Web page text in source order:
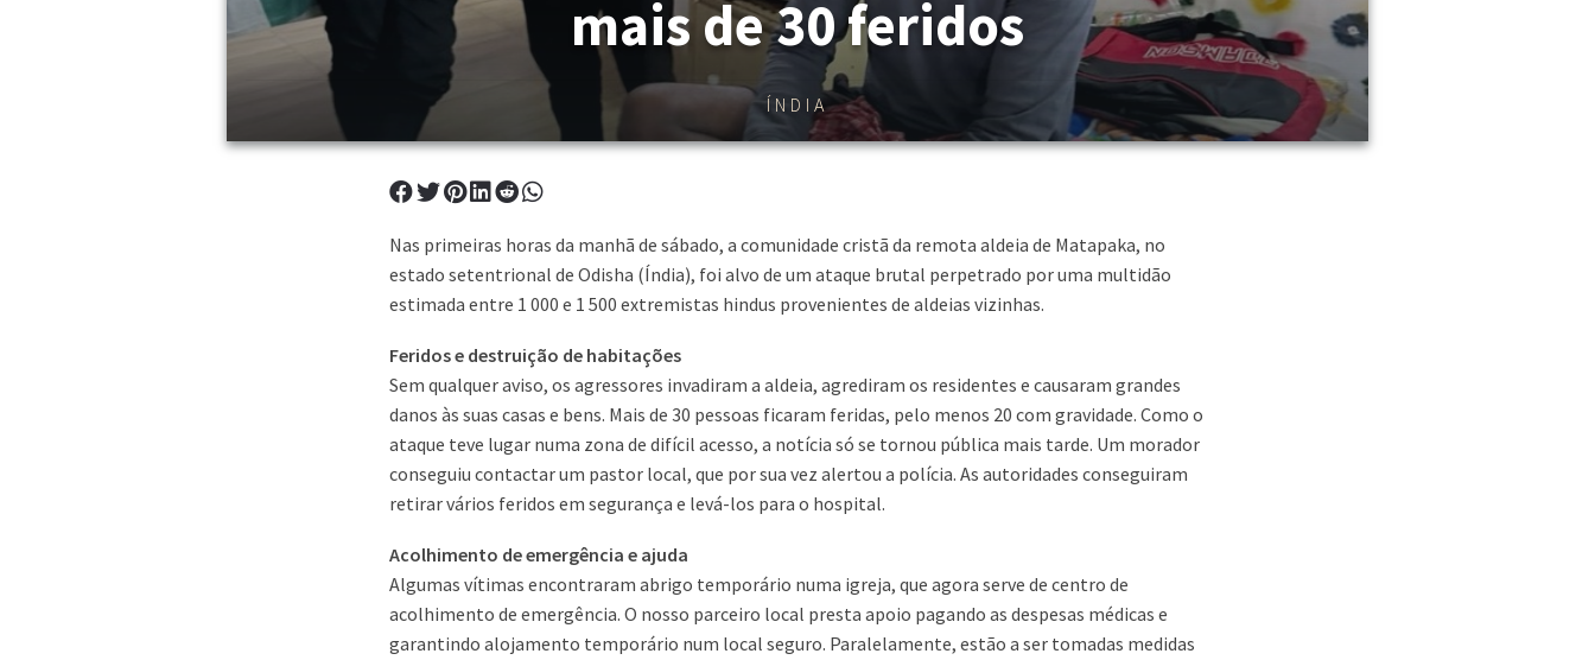
mais de 30 feridos
ÍNDIA
Nas primeiras horas da manhã de sábado, a comunidade cristã da remota aldeia de Matapaka, no
estado setentrional de Odisha (Índia), foi alvo de um ataque brutal perpetrado por uma multidão
estimada entre 1 000 e 1 500 extremistas hindus provenientes de aldeias vizinhas.
Feridos e destruição de habitações
Sem qualquer aviso, os agressores invadiram a aldeia, agrediram os residentes e causaram grandes
danos às suas casas e bens. Mais de 30 pessoas ficaram feridas, pelo menos 20 com gravidade. Como o
ataque teve lugar numa zona de difícil acesso, a notícia só se tornou pública mais tarde. Um morador
conseguiu contactar um pastor local, que por sua vez alertou a polícia. As autoridades conseguiram
retirar vários feridos em segurança e levá-los para o hospital.
Acolhimento de emergência e ajuda
Algumas vítimas encontraram abrigo temporário numa igreja, que agora serve de centro de
acolhimento de emergência. O nosso parceiro local presta apoio pagando as despesas médicas e
garantindo alojamento temporário num local seguro. Paralelamente, estão a ser tomadas medidas